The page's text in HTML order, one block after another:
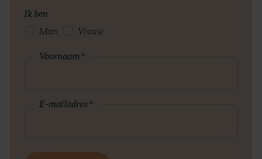
Ik ben
Man
Vrouw
Voornaam*
E-mailadres*